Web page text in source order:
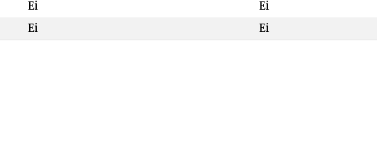
Ei Ei
Ei Ei